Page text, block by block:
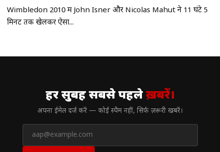
Wimbledon 2010 में John Isner और Nicolas Mahut ने 11 घंटे 5
मिनट तक खेलकर ऐसा...
हर सुबह सबसे पहलेख़बरें।
अपना ईमेल दर्ज करें — कोई स्पैम नहीं, सिर्फ ज़रूरी खबरें।